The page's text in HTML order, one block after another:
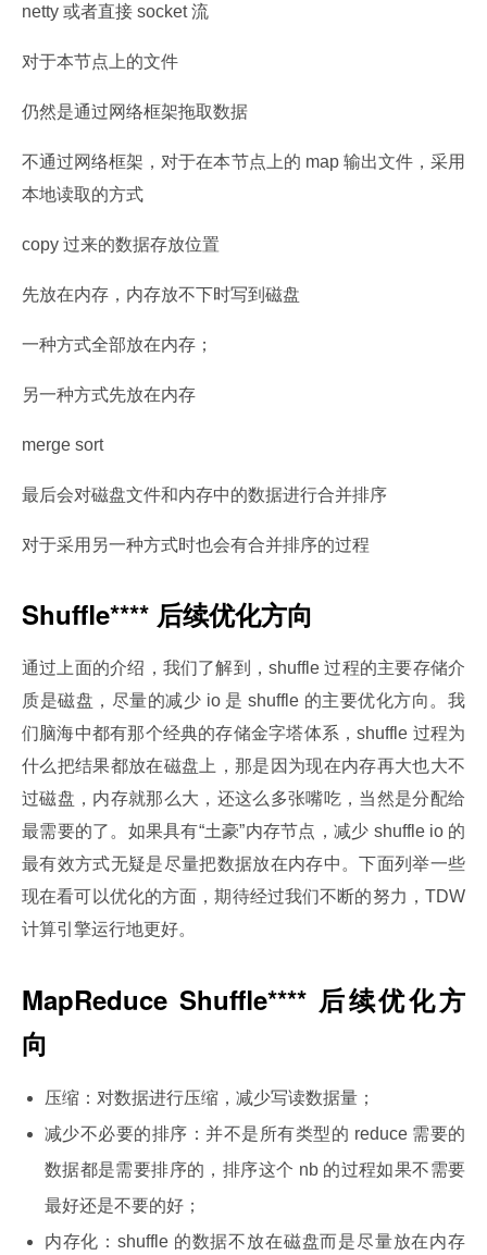
netty 或者直接 socket 流
对于本节点上的文件
仍然是通过网络框架拖取数据
不通过网络框架，对于在本节点上的 map 输出文件，采用
本地读取的方式
copy 过来的数据存放位置
先放在内存，内存放不下时写到磁盘
一种方式全部放在内存；
另一种方式先放在内存
merge sort
最后会对磁盘文件和内存中的数据进行合并排序
对于采用另一种方式时也会有合并排序的过程
Shuffle**** 后续优化方向
通过上面的介绍，我们了解到，shuffle 过程的主要存储介
质是磁盘，尽量的减少 io 是 shuffle 的主要优化方向。我
们脑海中都有那个经典的存储金字塔体系，shuffle 过程为
什么把结果都放在磁盘上，那是因为现在内存再大也大不
过磁盘，内存就那么大，还这么多张嘴吃，当然是分配给
最需要的了。如果具有“土豪”内存节点，减少 shuffle io 的
最有效方式无疑是尽量把数据放在内存中。下面列举一些
现在看可以优化的方面，期待经过我们不断的努力，TDW
计算引擎运行地更好。
MapReduce Shuffle**** 后续优化方
向
压缩：对数据进行压缩，减少写读数据量；
减少不必要的排序：并不是所有类型的 reduce 需要的
数据都是需要排序的，排序这个 nb 的过程如果不需要
最好还是不要的好；
内存化：shuffle 的数据不放在磁盘而是尽量放在内存